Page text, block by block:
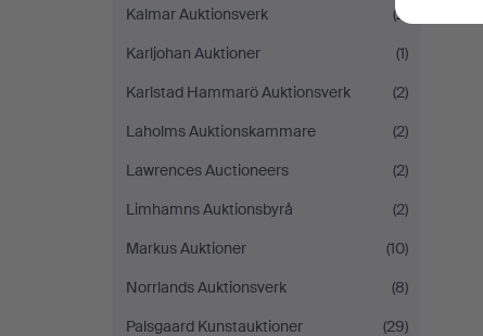
Kalmar Auktionsverk
(2)
Karljohan Auktioner
(1)
Karlstad Hammarö Auktionsverk
(2)
Laholms Auktionskammare
(2)
Lawrences Auctioneers
(2)
Limhamns Auktionsbyrå
(2)
Markus Auktioner
(10)
Norrlands Auktionsverk
(8)
Palsgaard Kunstauktioner
(29)